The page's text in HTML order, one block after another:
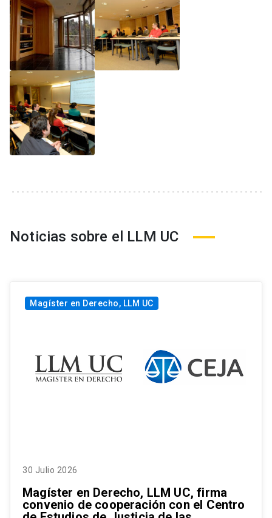
Noticias sobre el LLM UC
Magíster en Derecho, LLM UC
30 Julio 2026
Magíster en Derecho, LLM UC, firma
convenio de cooperación con el Centro